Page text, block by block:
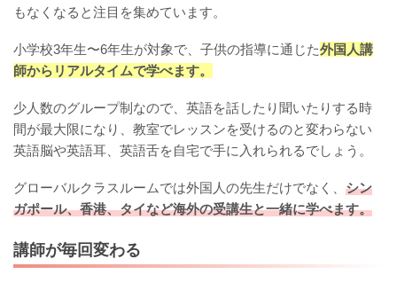
もなくなると注目を集めています。
小学校3年生〜6年生が対象で、子供の指導に通じた外国人講
師からリアルタイムで学べます。
少人数のグループ制なので、英語を話したり聞いたりする時
間が最大限になり、教室でレッスンを受けるのと変わらない
英語脳や英語耳、英語舌を自宅で手に入れられるでしょう。
グローバルクラスルームでは外国人の先生だけでなく、 シン
ガポール、香港、タイなど海外の受講生と一緒に学べます。
講師が毎回変わる